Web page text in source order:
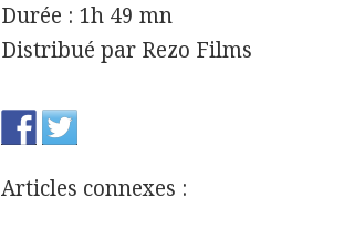
Durée : 1h 49 mn
Distribué par Rezo Films
Articles connexes :